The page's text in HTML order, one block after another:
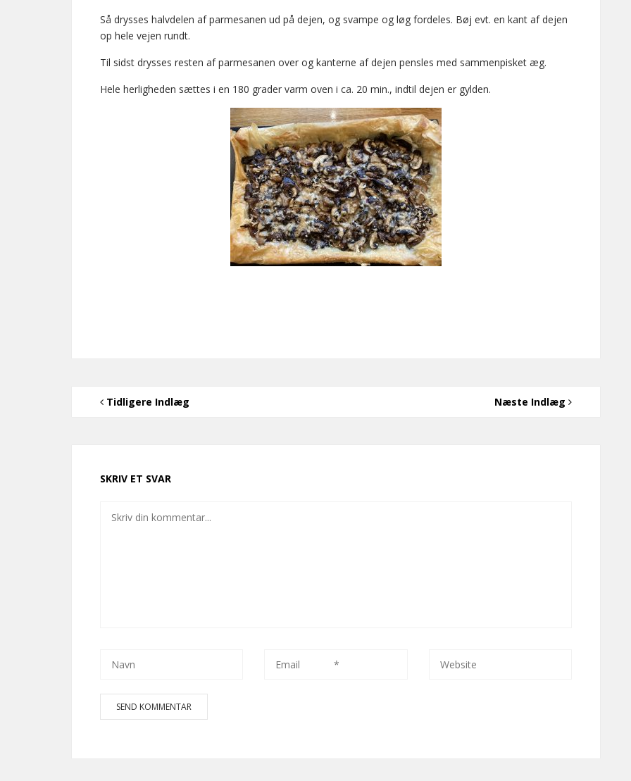
Så drysses halvdelen af parmesanen ud på dejen, og svampe og løg fordeles. Bøj evt. en kant af dejen
op hele vejen rundt.
Til sidst drysses resten af parmesanen over og kanterne af dejen pensles med sammenpisket æg.
Hele herligheden sættes i en 180 grader varm oven i ca. 20 min., indtil dejen er gylden.
Tidligere Indlæg Næste Indlæg
SKRIV ET SVAR